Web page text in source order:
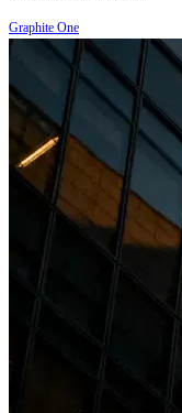
Graphite One